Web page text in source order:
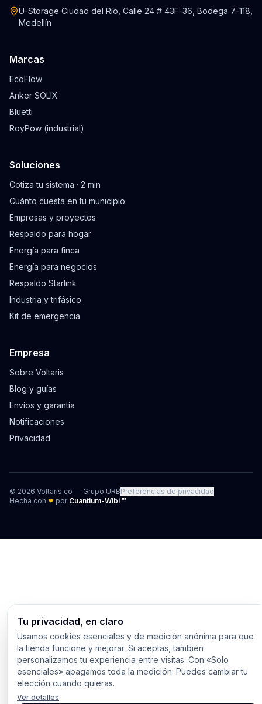
U-Storage Ciudad del Río, Calle 24 # 43F-36, Bodega 7-118,
Medellín
Marcas
EcoFlow
Anker SOLIX
Bluetti
RoyPow (industrial)
Soluciones
Cotiza tu sistema · 2 min
Cuánto cuesta en tu municipio
Empresas y proyectos
Respaldo para hogar
Energía para finca
Energía para negocios
Respaldo Starlink
Industria y trifásico
Kit de emergencia
Empresa
Sobre Voltaris
Blog y guías
Envíos y garantía
Notificaciones
Privacidad
© 2026 Voltaris.co — Grupo URBPreferencias de privacidad
Hecha con ❤ por Cuantium-Wibi ™
Tu privacidad, en claro
Usamos cookies esenciales y de medición anónima para que
la tienda funcione y mejorar. Si aceptas, también
personalizamos tu experiencia entre visitas. Con «Solo
esenciales» apagamos toda la medición. Puedes cambiar tu
elección cuando quieras.
Ver detalles